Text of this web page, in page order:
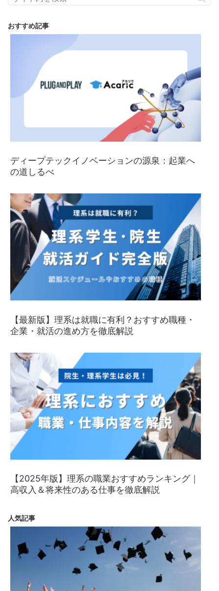
おすすめ記事
ディープテックイノベーションの源泉：起業へ
の道しるべ
【最新版】理系は就職に有利？おすすめ職種・
企業・就活の進め方を徹底解説
【2025年版】理系の職業おすすめランキング｜
高収入＆将来性のある仕事を徹底解説
人気記事